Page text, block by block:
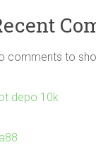
comments to
depo 10k